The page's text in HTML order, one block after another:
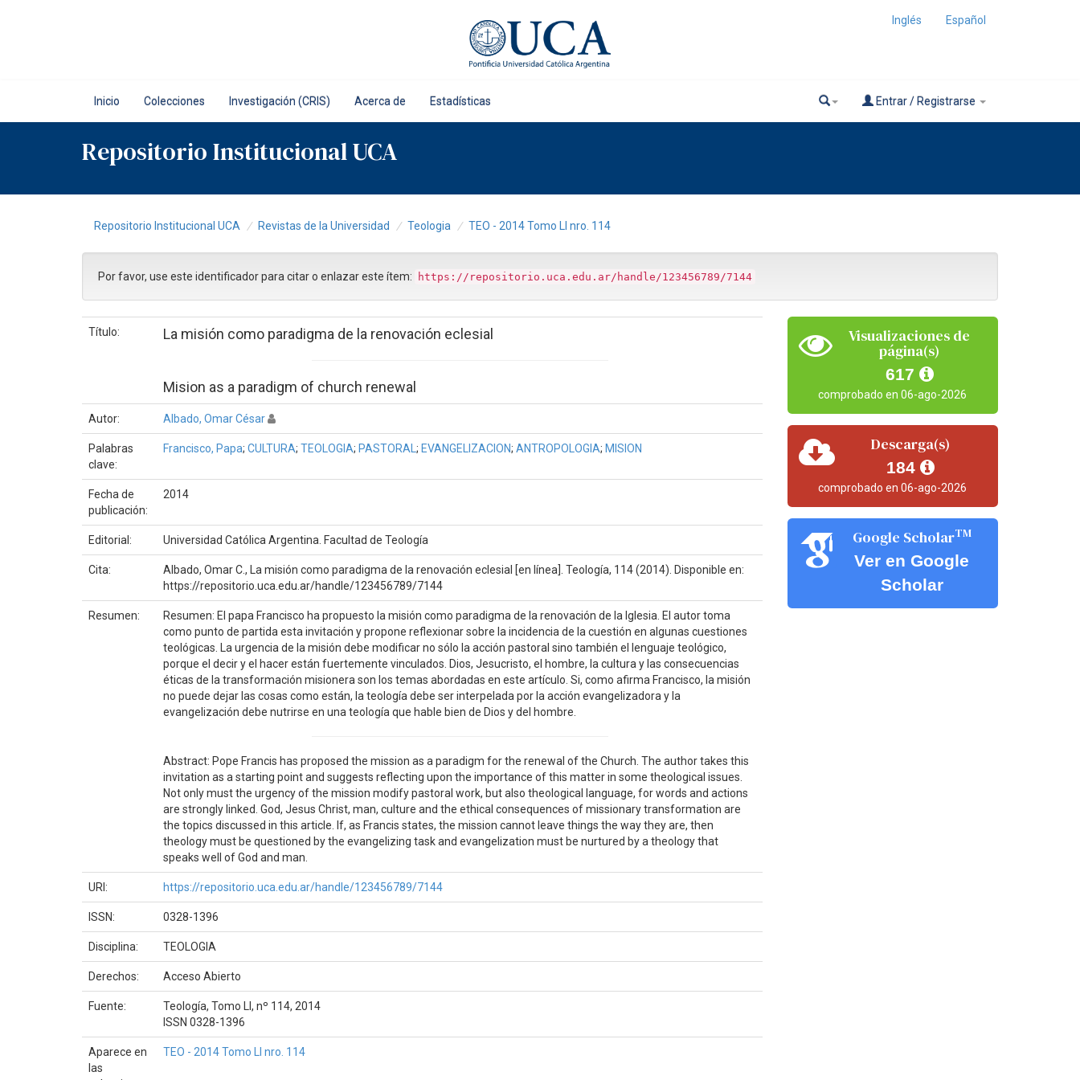
Inglés Español
Inicio Colecciones Investigación (CRIS) Acerca de Estadísticas Entrar / Registrarse
Repositorio Institucional UCA
Repositorio Institucional UCA Revistas de la Universidad Teologia TEO - 2014 Tomo LI nro. 114
Por favor, use este identificador para citar o enlazar este ítem: https://repositorio.uca.edu.ar/handle/123456789/7144
Título: La misión como paradigma de la renovación eclesial
Mision as a paradigm of church renewal
Autor: Albado, Omar César
Palabras
clave:
Francisco, Papa; CULTURA; TEOLOGIA; PASTORAL ; EVANGELIZACION; ANTROPOLOGIA; MISION
Fecha de
publicación:
2014
Editorial: Universidad Católica Argentina. Facultad de Teología
Cita:
Albado, Omar C., La misión como paradigma de la renovación eclesial [en línea]. Teología, 114 (2014). Disponible en:
https://repositorio.uca.edu.ar/handle/123456789/7144
Resumen:
Resumen: El papa Francisco ha propuesto la misión como paradigma de la renovación de la Iglesia. El autor toma
como punto de partida esta invitación y propone reflexionar sobre la incidencia de la cuestión en algunas cuestiones
teológicas. La urgencia de la misión debe modificar no sólo la acción pastoral sino también el lenguaje teológico,
porque el decir y el hacer están fuertemente vinculados. Dios, Jesucristo, el hombre, la cultura y las consecuencias
éticas de la transformación misionera son los temas abordadas en este artículo. Si, como afirma Francisco, la misión
no puede dejar las cosas como están, la teología debe ser interpelada por la acción evangelizadora y la
evangelización debe nutrirse en una teología que hable bien de Dios y del hombre.
Abstract: Pope Francis has proposed the mission as a paradigm for the renewal of the Church. The author takes this
invitation as a starting point and suggests reflecting upon the importance of this matter in some theological issues.
Not only must the urgency of the mission modify pastoral work, but also theological language, for words and actions
are strongly linked. God, Jesus Christ, man, culture and the ethical consequences of missionary transformation are
the topics discussed in this article. If, as Francis states, the mission cannot leave things the way they are, then
theology must be questioned by the evangelizing task and evangelization must be nurtured by a theology that
speaks well of God and man.
URI: https://repositorio.uca.edu.ar/handle/123456789/7144
ISSN: 0328-1396
Disciplina: TEOLOGIA
Derechos: Acceso Abierto
Fuente:
Teología, Tomo LI, nº 114, 2014
ISSN 0328-1396
Aparece en
las
TEO - 2014 Tomo LI nro. 114
Visualizaciones de
página(s)
617
comprobado en 06-ago-2026
Descarga(s)
184
comprobado en 06-ago-2026
Google ScholarTM
Ver en Google
Scholar